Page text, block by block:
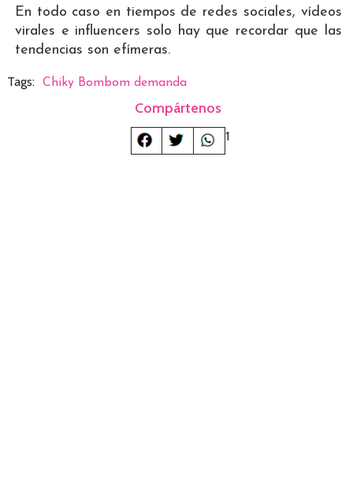
En todo caso en tiempos de redes sociales, vídeos
virales e influencers solo hay que recordar que las
tendencias son efímeras.
Tags: Chiky Bombom demanda
Compártenos
1